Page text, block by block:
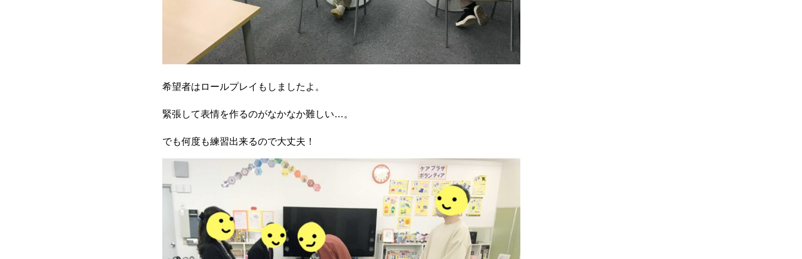
希望者はロールプレイもしましたよ。
緊張して表情を作るのがなかなか難しい…。
でも何度も練習出来るので大丈夫！